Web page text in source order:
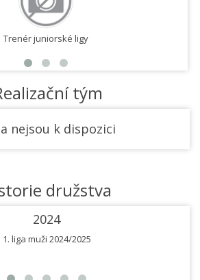
Trenér juniorské ligy
tým
nejsou k dispozici
družstva
2024
1. liga muži 2024/2025